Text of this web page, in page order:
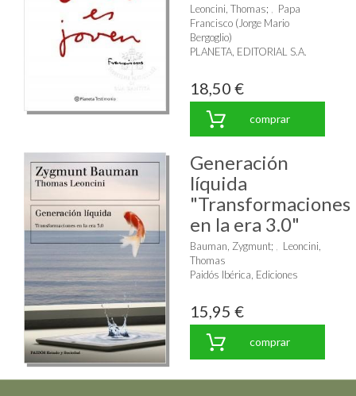
Leoncini, Thomas;
Papa
Francisco (Jorge Mario
Bergoglio)
PLANETA, EDITORIAL S.A.
18,50 €
comprar
Generación
líquida
"Transformaciones
en la era 3.0"
Bauman, Zygmunt;
Leoncini,
Thomas
Paidós Ibérica, Ediciones
15,95 €
comprar